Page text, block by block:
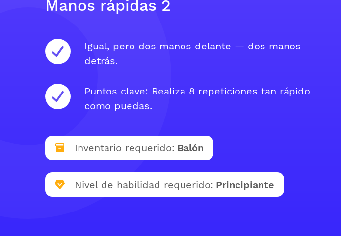
Manos rápidas 2
Igual, pero dos manos delante — dos manos
detrás.
Puntos clave: Realiza 8 repeticiones tan rápido
como puedas.
Inventario requerido: Balón
Nivel de habilidad requerido: Principiante